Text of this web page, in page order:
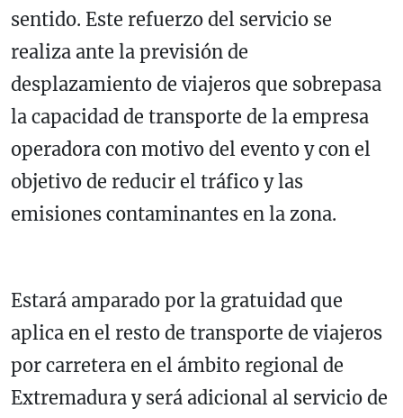
sentido. Este refuerzo del servicio se
realiza ante la previsión de
desplazamiento de viajeros que sobrepasa
la capacidad de transporte de la empresa
operadora con motivo del evento y con el
objetivo de reducir el tráfico y las
emisiones contaminantes en la zona.
Estará amparado por la gratuidad que
aplica en el resto de transporte de viajeros
por carretera en el ámbito regional de
Extremadura y será adicional al servicio de